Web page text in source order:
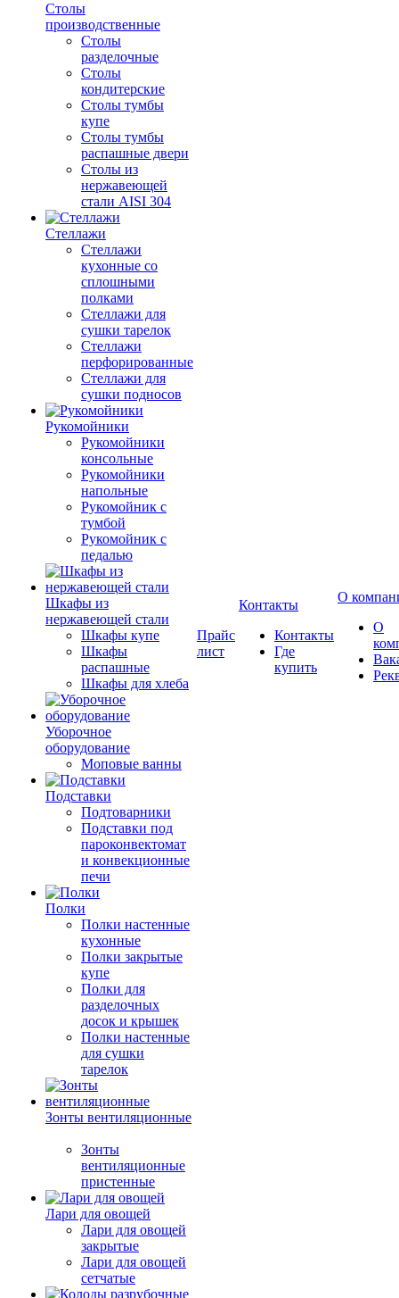
Столы
производственные
Столы
разделочные
Столы
кондитерские
Столы тумбы
купе
Столы тумбы
распашные двери
Столы из
нержавеющей
стали AISI 304
Стеллажи
Стеллажи
кухонные со
сплошными
полками
Стеллажи для
сушки тарелок
Стеллажи
перфорированные
Стеллажи для
сушки подносов
Рукомойники
Рукомойники
консольные
Рукомойники
напольные
Рукомойник с
тумбой
Рукомойник с
педалью
Шкафы из
нержавеющей стали
Шкафы купе
Шкафы
распашные
Шкафы для хлеба
Уборочное
оборудование
Моповые ванны
Подставки
Подтоварники
Подставки под
пароконвектомат
и конвекционные
печи
Полки
Полки настенные
кухонные
Полки закрытые
купе
Полки для
разделочных
досок и крышек
Полки настенные
для сушки
тарелок
Зонты вентиляционные
Зонты
вентиляционные
пристенные
Лари для овощей
Лари для овощей
закрытые
Лари для овощей
сетчатые
Прайс
лист
Контакты
Контакты
Где
купить
О
О